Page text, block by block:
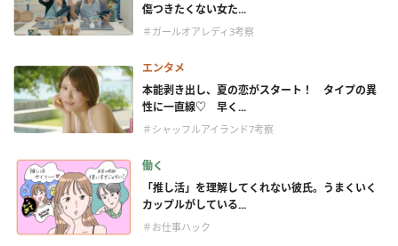
傷つきたくない女た...
＃ガールオアレディ3考察
エンタメ
本能剥き出し、夏の恋がスタート！ タイプの異
性に一直線♡ 早く...
＃シャッフルアイランド7考察
働く
「推し活」を理解してくれない彼氏。うまくいく
カップルがしている...
＃お仕事ハック